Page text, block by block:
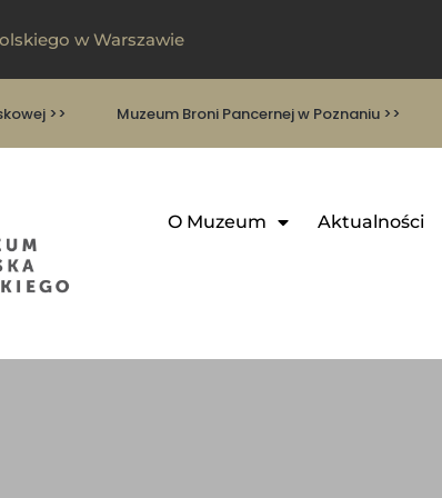
w Warszawie
>> Muzeum Broni Pancernej w Poznaniu >>
O Muzeum Aktualności